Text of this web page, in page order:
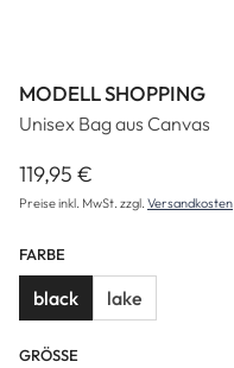
MODELL SHOPPING
Unisex Bag aus Canvas
Regulärer Preis:
119,95 €
Preise inkl. MwSt. zzgl. Versandkosten
FARBE
black lake
GRÖSSE